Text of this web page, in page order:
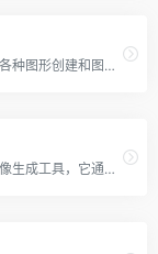
Hotpot.ai是一款人工智能AI绘图工具，提供各种图形创建和图像编辑的工具和模板，让你的想象变成现实。
Flair AI是一款基于人工智能技术的新一代图像生成工具，它通过先进的算法和模型，能够快速、高效地创建出高质量、有创意和吸引人的图像，帮助用户解决在品牌营销、产品展示、内容创作等方面的需求。